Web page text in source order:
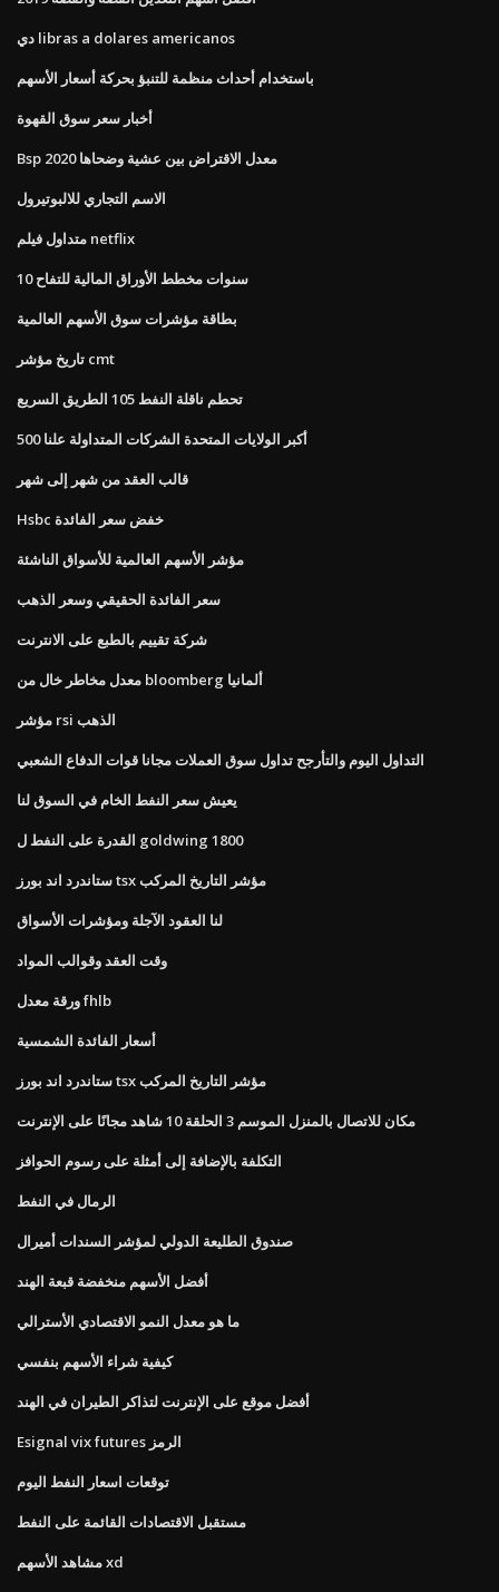
دي libras a dolares americanos
باستخدام أحداث منظمة للتنبؤ بحركة أسعار الأسهم
أخبار سعر سوق القهوة
Bsp معدل الاقتراض بين عشية وضحاها 2020
الاسم التجاري للالبوتيرول
متداول فيلم netflix
10 سنوات مخطط الأوراق المالية للتفاح
بطاقة مؤشرات سوق الأسهم العالمية
تاريخ مؤشر cmt
تحطم ناقلة النفط 105 الطريق السريع
500 أكبر الولايات المتحدة الشركات المتداولة علنا
قالب العقد من شهر إلى شهر
Hsbc خفض سعر الفائدة
مؤشر الأسهم العالمية للأسواق الناشئة
سعر الفائدة الحقيقي وسعر الذهب
شركة تقييم بالطبع على الانترنت
معدل مخاطر خال من bloomberg ألمانيا
مؤشر rsi الذهب
التداول اليوم والتأرجح تداول سوق العملات مجانا قوات الدفاع الشعبي
يعيش سعر النفط الخام في السوق لنا
القدرة على النفط ل goldwing 1800
ستاندرد اند بورز tsx مؤشر التاريخ المركب
لنا العقود الآجلة ومؤشرات الأسواق
وقت العقد وقوالب المواد
ورقة معدل fhlb
أسعار الفائدة الشمسية
ستاندرد اند بورز tsx مؤشر التاريخ المركب
مكان للاتصال بالمنزل الموسم 3 الحلقة 10 شاهد مجانًا على الإنترنت
التكلفة بالإضافة إلى أمثلة على رسوم الحوافز
الرمال في النفط
صندوق الطليعة الدولي لمؤشر السندات أميرال
أفضل الأسهم منخفضة قبعة الهند
ما هو معدل النمو الاقتصادي الأسترالي
كيفية شراء الأسهم بنفسي
أفضل موقع على الإنترنت لتذاكر الطيران في الهند
Esignal vix futures الرمز
توقعات اسعار النفط اليوم
مستقبل الاقتصادات القائمة على النفط
مشاهد الأسهم xd